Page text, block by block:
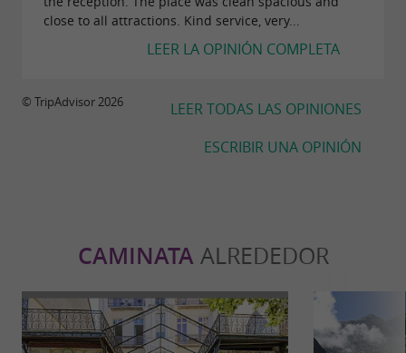
close to all attractions. Kind service, very...
LEER LA OPINIÓN COMPLETA
LEER TODAS LAS OPINIONES
ESCRIBIR UNA OPINIÓN
© TripAdvisor 2026
CAMINATAALREDEDOR